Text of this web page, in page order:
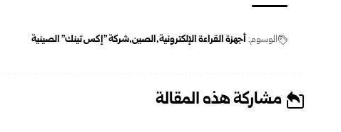
الوسوم: أجهزة القراءة الإلكترونية الصين شركة "إكس تينك" الصينية
مشاركة هذه المقالة